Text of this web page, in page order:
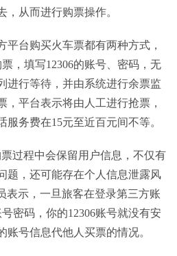
，从而进行购票操作。
台购买火车票都有两种方式，
，填写12306的账号、密码，无
进行等待，并由系统进行余票监
，平台表示将由人工进行抢票，
务费在15元至近百元间不等。
程中会保留用户信息，不仅有
题，还可能存在个人信息泄露风
表示，一旦旅客在登录第三方账
密码，你的12306账号就没有安
号信息代他人买票的情况。